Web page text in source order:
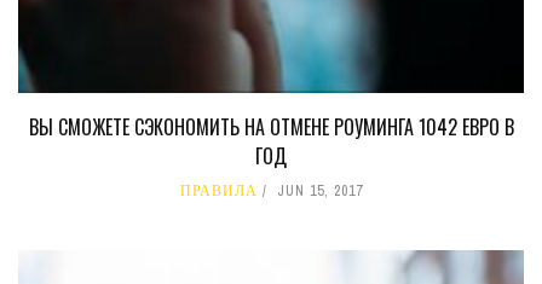
ВЫ СМОЖЕТЕ СЭКОНОМИТЬ НА ОТМЕНЕ РОУМИНГА 1042 ЕВРО В
ГОД
ПРАВИЛА JUN 15, 2017